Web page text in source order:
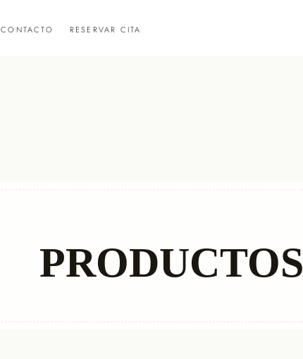
CONTACTO RESERVAR CITA
PRODUCTOS